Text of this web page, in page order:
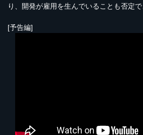
り、開発が雇用を生んでいることも否定で
[予告編]